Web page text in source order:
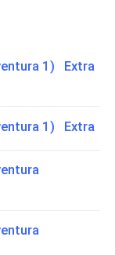
1) Extra
1) Extra